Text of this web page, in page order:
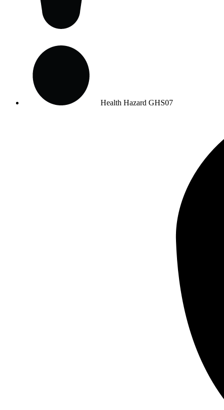
Health Hazard GHS07